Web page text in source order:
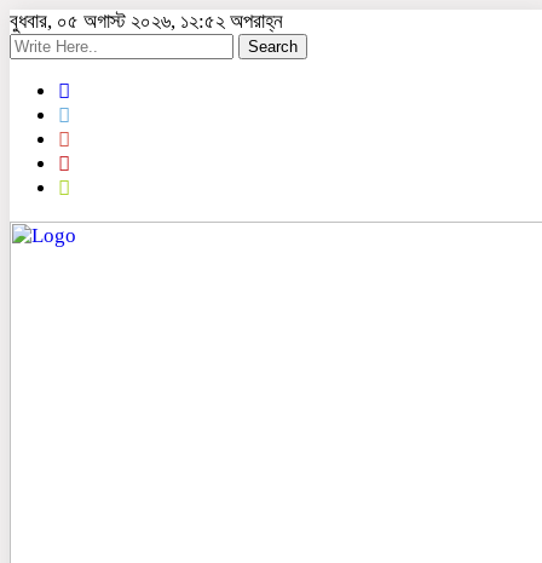
বুধবার, ০৫ অগাস্ট ২০২৬, ১২:৫২ অপরাহ্ন
Search